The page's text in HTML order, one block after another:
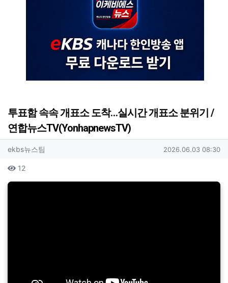
투표함 속속 개표소 도착…실시간 개표소 분위기 /
연합뉴스TV(YonhapnewsTV)
작성자 정보
ekbs뉴스팀 작성일
2026.06.03 08:30
컨텐츠 정보
12조회
본문